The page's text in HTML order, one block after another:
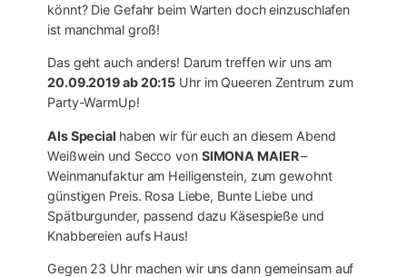
könnt? Die Gefahr beim Warten doch einzuschlafen
ist manchmal groß!
Das geht auch anders! Darum treffen wir uns am
20.09.2019 ab 20:15 Uhr im Queeren Zentrum zum
Party-WarmUp!
Als Special haben wir für euch an diesem Abend
Weißwein und Secco von SIMONA MAIER–
Weinmanufaktur am Heiligenstein, zum gewohnt
günstigen Preis. Rosa Liebe, Bunte Liebe und
Spätburgunder, passend dazu Käsespieße und
Knabbereien aufs Haus!
Gegen 23 Uhr machen wir uns dann gemeinsam auf